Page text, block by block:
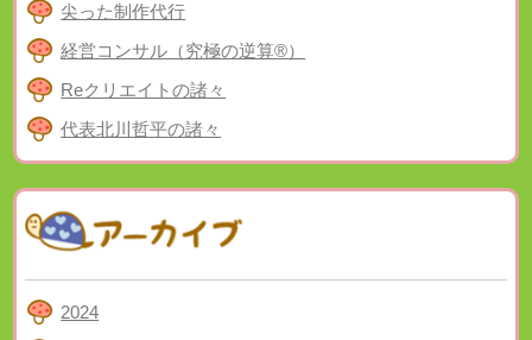
尖った制作代行
経営コンサル（究極の逆算®）
Reクリエイトの諸々
代表北川哲平の諸々
2024